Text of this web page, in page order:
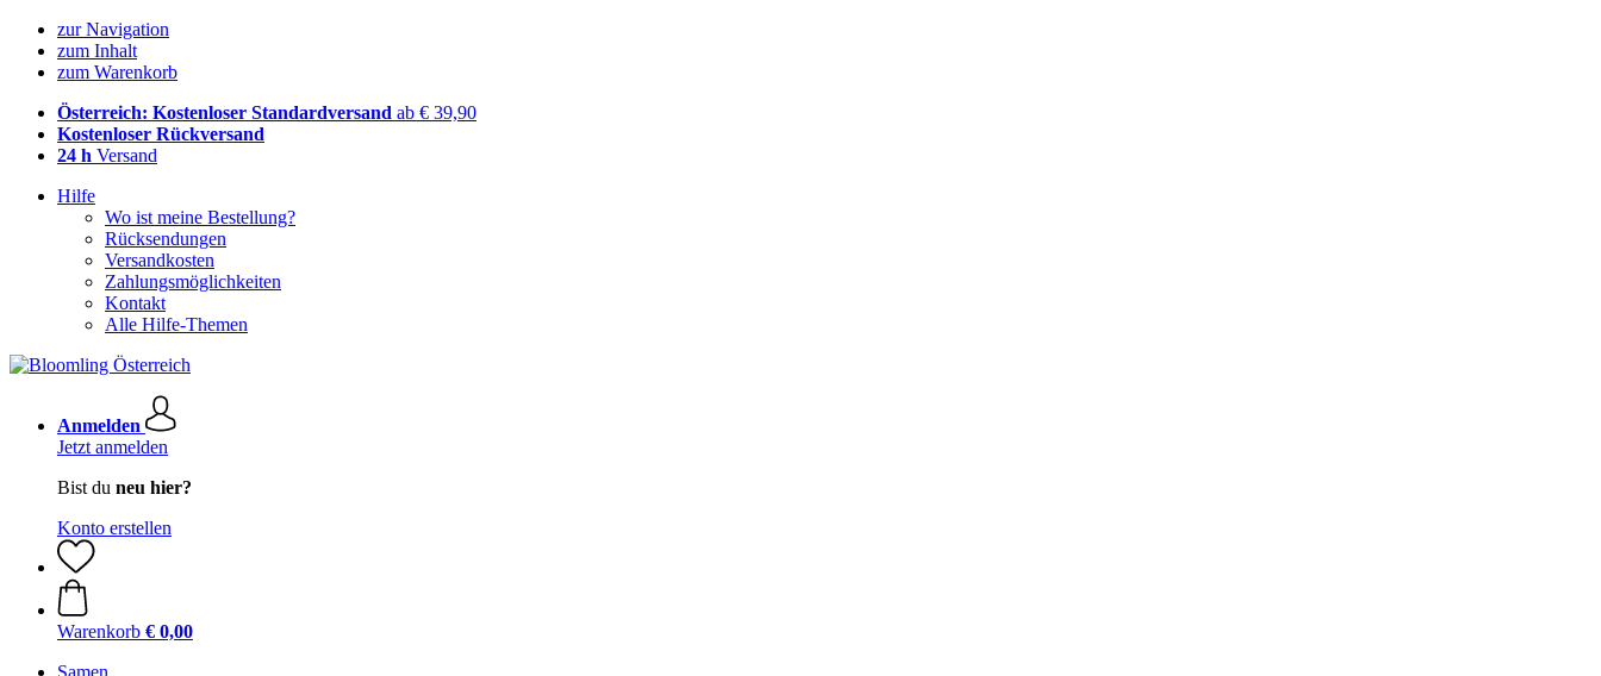
zur Navigation
zum Inhalt
zum Warenkorb
Österreich: Kostenloser Standardversand ab € 39,90
Kostenloser Rückversand
24 h Versand
Hilfe
Wo ist meine Bestellung?
Rücksendungen
Versandkosten
Zahlungsmöglichkeiten
Kontakt
Alle Hilfe-Themen
Anmelden
Jetzt anmelden
Bist du neu hier?
Konto erstellen
Warenkorb € 0,00
Samen